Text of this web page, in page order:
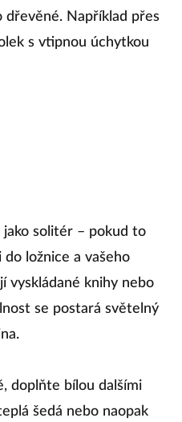
dřevěné. Například přes
s vtipnou úchytkou
jako solitér – pokud to
do ložnice a vašeho
vyskládané knihy nebo
se postará světelný
doplňte bílou dalšími
šedá nebo naopak